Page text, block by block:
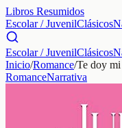
Libros Resumidos
Escolar / JuvenilClásicos
Escolar / JuvenilClásicos
Inicio/Romance/Te doy
RomanceNarrativa